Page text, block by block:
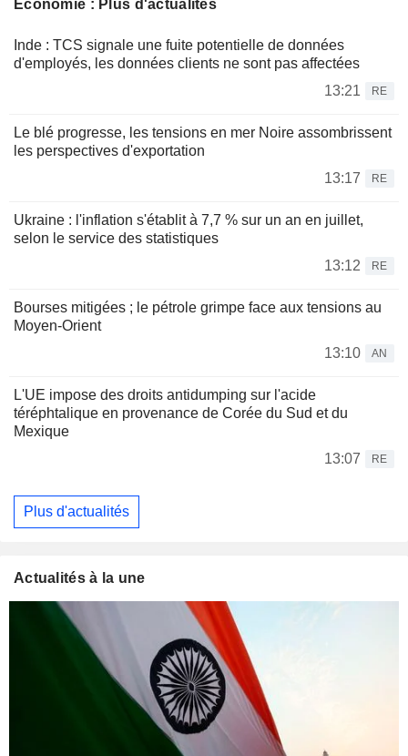
Économie : Plus d'actualités
Inde : TCS signale une fuite potentielle de données
d'employés, les données clients ne sont pas affectées
13:21
RE
Le blé progresse, les tensions en mer Noire assombrissent
les perspectives d'exportation
13:17
RE
Ukraine : l'inflation s'établit à 7,7 % sur un an en juillet,
selon le service des statistiques
13:12
RE
Bourses mitigées ; le pétrole grimpe face aux tensions au
Moyen-Orient
13:10
AN
L'UE impose des droits antidumping sur l'acide
téréphtalique en provenance de Corée du Sud et du
Mexique
13:07
RE
Plus d'actualités
Actualités à la une